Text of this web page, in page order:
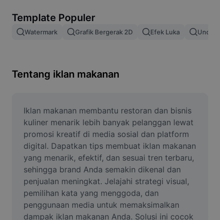
Gabung gambar
Ubah Ukuran Gambar
Pembuat Meme
AI Text Remover
AI People Remover
AI Inpainting
Face Cutout
Template Populer
Watermark Grafik Bergerak 2D Efek Luka Unduh
Tentang iklan makanan
Iklan makanan membantu restoran dan bisnis
kuliner menarik lebih banyak pelanggan lewat
promosi kreatif di media sosial dan platform
digital. Dapatkan tips membuat iklan makanan
yang menarik, efektif, dan sesuai tren terbaru,
sehingga brand Anda semakin dikenal dan
penjualan meningkat. Jelajahi strategi visual,
pemilihan kata yang menggoda, dan
penggunaan media untuk memaksimalkan
dampak iklan makanan Anda. Solusi ini cocok